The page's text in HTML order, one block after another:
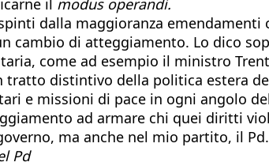
il modus operandi.
dalla maggioranza
cambio di atteggiamento. Lo dico
come ad esempio il ministro
distintivo della politica estera
e missioni di pace in ogni angolo
ad armare chi quei diritti
ma anche nel mio partito, il
Pd